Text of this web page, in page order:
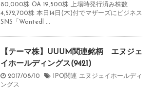
80,000株 OA 19,500株 上場時発行済み株数
4,572,700株 本日14日(木)付でマザーズにビジネス
SNS「Wantedl ...
【テーマ株】UUUM関連銘柄 エヌジェ
イホールディングス(9421)
2017/08/10 IPO関連 エヌジェイホールディ
ングス